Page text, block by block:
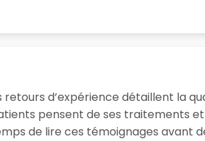
d’expérience détaillent la
pensent de ses traitements
de lire ces témoignages avant